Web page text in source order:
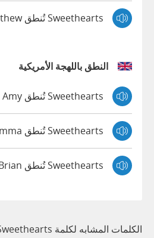
Sweethearts تُنطق Matthew
النطق باللهجة الأمريكية
Sweethearts تُنطق Amy
Sweethearts تُنطق Emma
Sweethearts تُنطق Brian
الكلمات المشابه لكلمة Sweethearts